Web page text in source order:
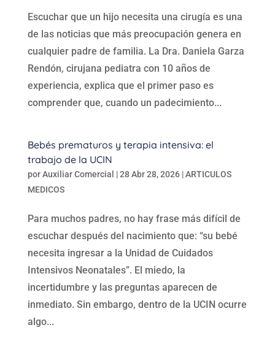
Escuchar que un hijo necesita una cirugía es una
de las noticias que más preocupación genera en
cualquier padre de familia. La Dra. Daniela Garza
Rendón, cirujana pediatra con 10 años de
experiencia, explica que el primer paso es
comprender que, cuando un padecimiento...
Bebés prematuros y terapia intensiva: el
trabajo de la UCIN
porAuxiliar Comercial |28 Abr 28, 2026|ARTICULOS
MEDICOS
Para muchos padres, no hay frase más difícil de
escuchar después del nacimiento que: “su bebé
necesita ingresar a la Unidad de Cuidados
Intensivos Neonatales”. El miedo, la
incertidumbre y las preguntas aparecen de
inmediato. Sin embargo, dentro de la UCIN ocurre
algo...